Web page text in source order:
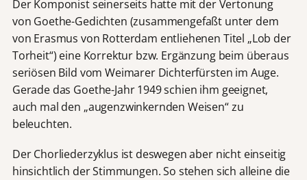
Der Komponist seinerseits hatte mit der Vertonung
von Goethe-Gedichten (zusammengefaßt unter dem
von Erasmus von Rotterdam entliehenen Titel „Lob der
Torheit“) eine Korrektur bzw. Ergänzung beim überaus
seriösen Bild vom Weimarer Dichterfürsten im Auge.
Gerade das Goethe-Jahr 1949 schien ihm geeignet,
auch mal den „augenzwinkernden Weisen“ zu
beleuchten.
Der Chorliederzyklus ist deswegen aber nicht einseitig
hinsichtlich der Stimmungen. So stehen sich alleine die